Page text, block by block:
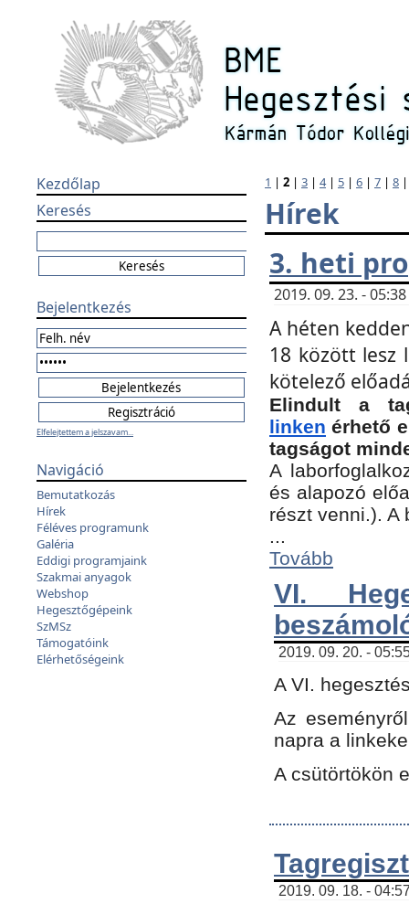
Kezdőlap
Keresés
Bejelentkezés
Elfelejtettem a jelszavam...
Navigáció
Bemutatkozás
Hírek
Féléves programunk
Galéria
Eddigi programjaink
Szakmai anyagok
Webshop
Hegesztőgépeink
SzMSz
Támogatóink
Elérhetőségeink
1 | 2 | 3 | 4| 5 | 6 | 7 | 8
Hírek
3. heti
2019. 09. 23. -
A héten
18 között lesz
kötelező
Elindult a
linken érhető
tagságot
A
és alapozó
részt venni.).
...
Tovább
VI.
2019. 09. 20. -
A VI.
Az
napra a
A csütörtökön
2019. 09. 18. -